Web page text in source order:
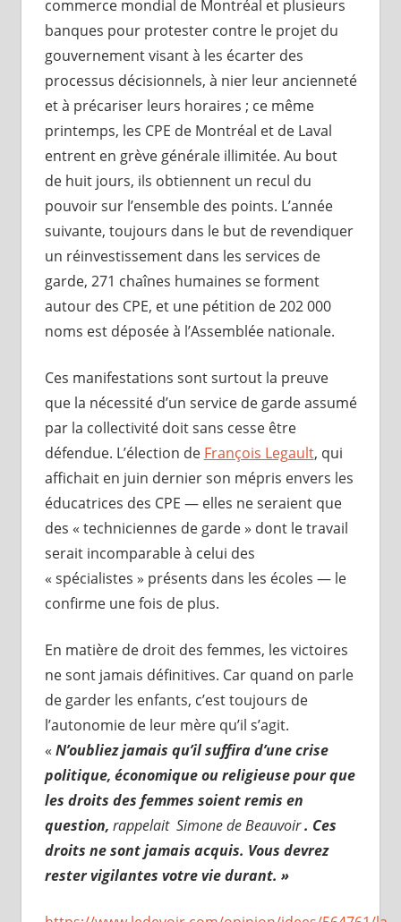
commerce mondial de Montréal et plusieurs
banques pour protester contre le projet du
gouvernement visant à les écarter des
processus décisionnels, à nier leur ancienneté
et à précariser leurs horaires ; ce même
printemps, les CPE de Montréal et de Laval
entrent en grève générale illimitée. Au bout
de huit jours, ils obtiennent un recul du
pouvoir sur l’ensemble des points. L’année
suivante, toujours dans le but de revendiquer
un réinvestissement dans les services de
garde, 271 chaînes humaines se forment
autour des CPE, et une pétition de 202 000
noms est déposée à l’Assemblée nationale.
Ces manifestations sont surtout la preuve
que la nécessité d’un service de garde assumé
par la collectivité doit sans cesse être
défendue. L’élection de François Legault, qui
affichait en juin dernier son mépris envers les
éducatrices des CPE — elles ne seraient que
des « techniciennes de garde » dont le travail
serait incomparable à celui des
« spécialistes » présents dans les écoles — le
confirme une fois de plus.
En matière de droit des femmes, les victoires
ne sont jamais définitives. Car quand on parle
de garder les enfants, c’est toujours de
l’autonomie de leur mère qu’il s’agit.
« N’oubliez jamais qu’il suffira d’une crise
politique, économique ou religieuse pour que
les droits des femmes soient remis en
question, rappelait Simone de Beauvoir. Ces
droits ne sont jamais acquis. Vous devrez
rester vigilantes votre vie durant. »